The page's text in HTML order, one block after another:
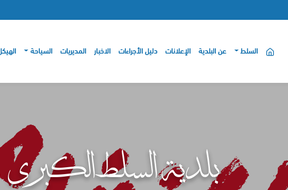
السلط عن البلدية الإعلانات دليل الأجراءات الاخبار المديريات السياحة
بلدية السلط الكبرى